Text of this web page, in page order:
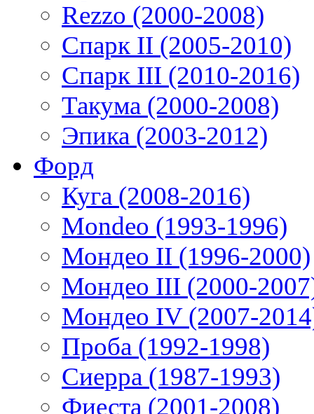
Rezzo (2000-2008)
Спарк II (2005-2010)
Спарк III (2010-2016)
Такума (2000-2008)
Эпика (2003-2012)
Форд
Куга (2008-2016)
Mondeo (1993-1996)
Мондео II (1996-2000)
Мондео III (2000-
Мондео IV (2007-
Проба (1992-1998)
Сиерра (1987-1993)
Фиеста (2001-2008)